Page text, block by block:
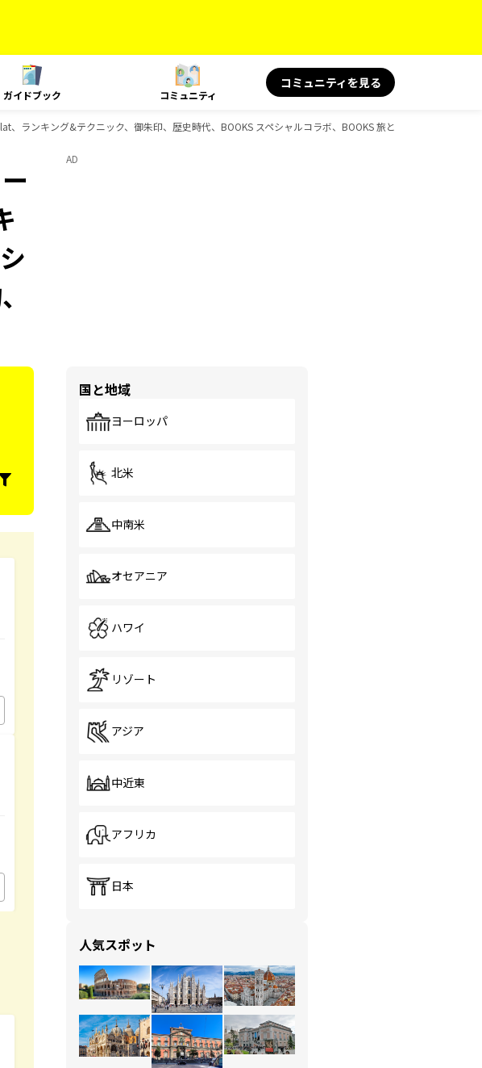
ガイドブック コミュニティ
コミュニティを見る
ランキング&テクニック、御朱印、歴史時代、BOOKS スペシャルコラボ、BOOKS 旅と健康、BOOKS 旅
AD
国と地域
ヨーロッパ
北米
中南米
オセアニア
ハワイ
リゾート
アジア
中近東
アフリカ
日本
人気スポット